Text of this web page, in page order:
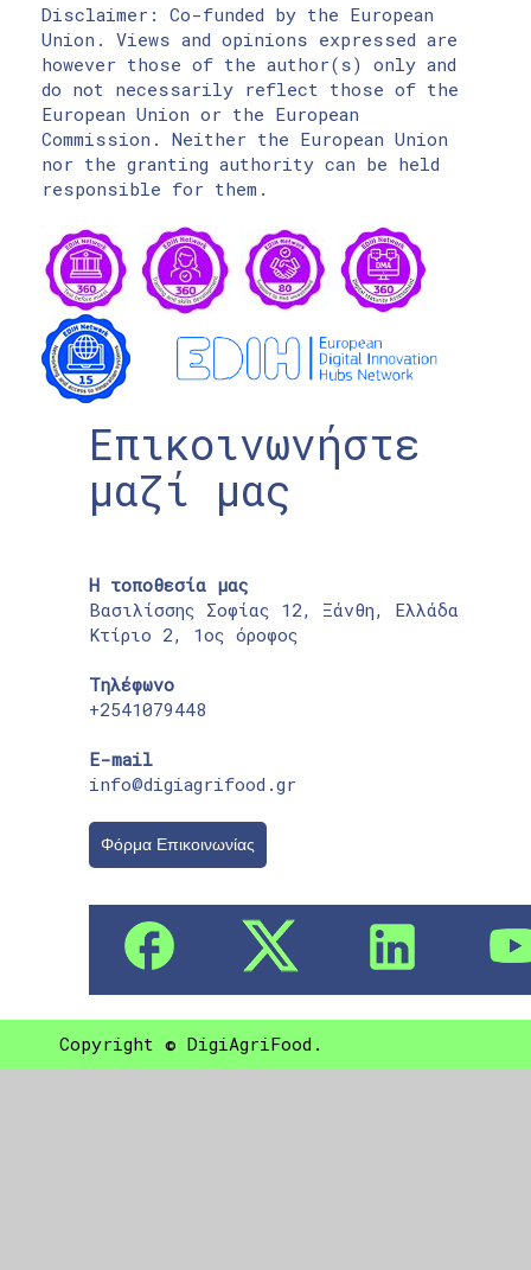
Disclaimer: Co-funded by the European
Union. Views and opinions expressed are
however those of the author(s) only and
do not necessarily reflect those of the
European Union or the European
Commission. Neither the European Union
nor the granting authority can be held
responsible for them.
Επικοινωνήστε
μαζί μας
Η τοποθεσία μας
Βασιλίσσης Σοφίας 12, Ξάνθη, Ελλάδα
Κτίριο 2, 1ος όροφος
Τηλέφωνο
+2541079448
E-mail
info@digiagrifood.gr
Φόρμα Επικοινωνίας
Copyright © DigiAgriFood.